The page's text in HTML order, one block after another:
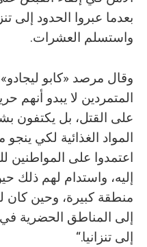
بعدما عبروا الحدود إلى
واستسلم العشرات.
وقال مرصد «كابو
المتمردين لا يبدو أنهم
على القتل، بل يكتفون
المواد الغذائية لكي
اعتمدوا على
إليه، واستدام لهم ذلك
منطقة كبيرة، وحين كان
إلى المناطق الحضرية في
إلى تنزانيا.“